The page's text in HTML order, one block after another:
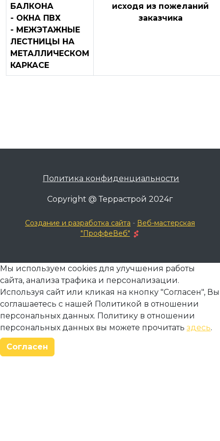
БАЛКОНА
- ОКНА ПВХ
- МЕЖЭТАЖНЫЕ
ЛЕСТНИЦЫ НА
МЕТАЛЛИЧЕСКОМ
КАРКАСЕ
исходя из пожеланий
заказчика
Политика конфиденциальности
Copyright @ Террастрой 2024г
Создание и разработка сайта - Веб-мастерская
"ПроффеВеб"
Мы используем cookies для улучшения работы
сайта, анализа трафика и персонализации.
Используя сайт или кликая на кнопку "Согласен", Вы
соглашаетесь с нашей Политикой в отношении
персональных данных. Политику в отношении
персональных данных вы можете прочитать здесь.
Согласен